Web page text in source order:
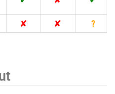
n
u
u
i
o
n
u
i
N
N
I